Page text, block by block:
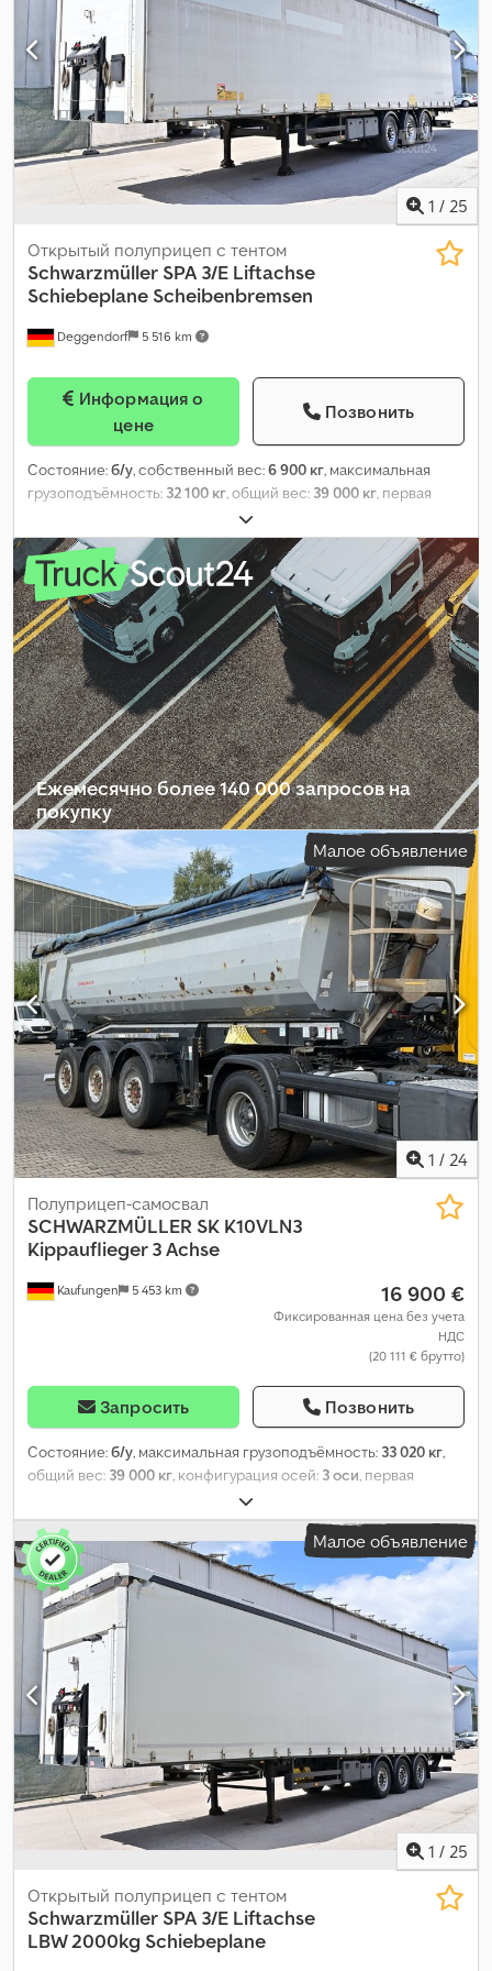
1 / 25
Deggendorf 5 516 km
Открытый полуприцеп с тентом
Schwarzmüller SPA 3/E Liftachse
Schiebeplane Scheibenbremsen
цене
Позвонить
Состояние:б/у, собственный вес:6 900 кг, максимальная
грузоподъёмность: 32 100 кг, общий вес: 39 000 кг, первая
, длина грузового отсека:
ширина пространства для загрузки:2 480 мм, высота
грузового отсека: 2 660 мм , объем грузового пространства:89
м³ , подвеска:воздух, колесная база:1 300 мм , цвет:серый, тип
передачи:другое, кабина водителя: другое, класс выбросов:
нет, Оборудование:ABS
Ежемесячно более 140 000 запросов на
покупку
Выбрать пакет дилераМалое объявление
1 / 24
Kaufungen 5 453 km
Полуприцеп-самосвал
SCHWARZMÜLLER SK K10VLN3
Kippauflieger 3 Achse
16 900 €
Фиксированная цена без учета
НДС
(20 111 € брутто)
Запросить Позвонить
Состояние:б/у, максимальная грузоподъёмность: 33 020 кг,
общий вес: 39 000 кг, конфигурация осей: 3 оси, первая
, следующая проверка (TÜV):
Год выпуска:2018,
Малое объявление
1 / 25
Открытый полуприцеп с тентом
Schwarzmüller SPA 3/E Liftachse
LBW 2000kg Schiebeplane